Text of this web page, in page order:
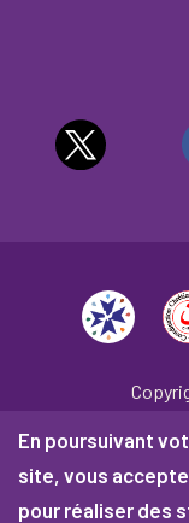
En poursuivant
site, vous
pour réaliser des
Plan